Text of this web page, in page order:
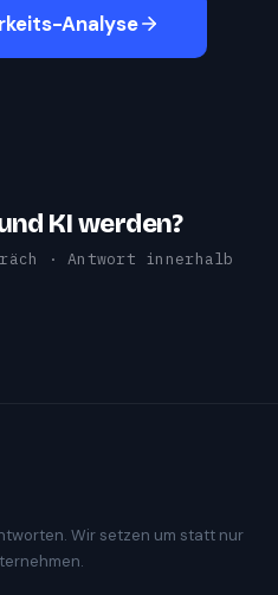
Analyse
KI werden?
· Antwort innerhalb
Wir setzen um statt nur